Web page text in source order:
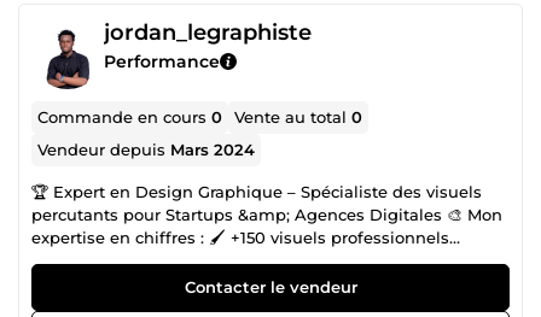
jordan_legraphiste
Performance
Commande en cours0 Vente au total0
Vendeur depuis Mars 2024
🏆 Expert en Design Graphique – Spécialiste des visuels
percutants pour Startups &amp; Agences Digitales 🎨 Mon
expertise en chiffres : 🖌️ +150 visuels professionnels
réalisés 🚀 +40 marques accompagnées dans leur
communication visuelle 💼 2 ans d’expérience en
graphisme digital 📈 Des créations utilisées dans +100
Contacter le vendeur